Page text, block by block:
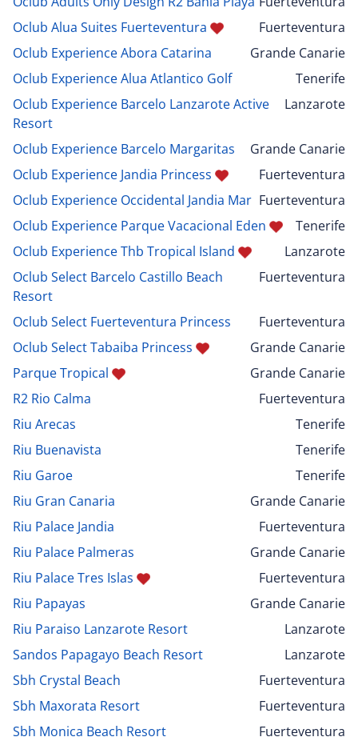
Oclub Alua Suites Fuerteventura
Fuerteventura
Oclub Experience Abora Catarina
Grande Canarie
Oclub Experience Alua Atlantico Golf
Tenerife
Oclub Experience Barcelo Lanzarote Active
Resort
Lanzarote
Oclub Experience Barcelo Margaritas
Grande Canarie
Oclub Experience Jandia Princess
Fuerteventura
Oclub Experience Occidental Jandia Mar Fuerteventura
Oclub Experience Parque Vacacional Eden
Tenerife
Oclub Experience Thb Tropical Island
Lanzarote
Oclub Select Barcelo Castillo Beach
Resort
Fuerteventura
Oclub Select Fuerteventura Princess
Fuerteventura
Oclub Select Tabaiba Princess
Grande Canarie
Parque Tropical
Grande Canarie
R2 Rio Calma
Fuerteventura
Riu Arecas
Tenerife
Riu Buenavista
Tenerife
Riu Garoe
Tenerife
Riu Gran Canaria
Grande Canarie
Riu Palace Jandia
Fuerteventura
Riu Palace Palmeras
Grande Canarie
Riu Palace Tres Islas
Fuerteventura
Riu Papayas
Grande Canarie
Riu Paraiso Lanzarote Resort
Lanzarote
Sandos Papagayo Beach Resort
Lanzarote
Sbh Crystal Beach
Fuerteventura
Sbh Maxorata Resort
Fuerteventura
Sbh Monica Beach Resort
Fuerteventura